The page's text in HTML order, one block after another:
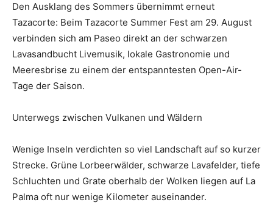
Den Ausklang des Sommers übernimmt erneut
Tazacorte: Beim Tazacorte Summer Fest am 29. August
verbinden sich am Paseo direkt an der schwarzen
Lavasandbucht Livemusik, lokale Gastronomie und
Meeresbrise zu einem der entspanntesten Open-Air-
Tage der Saison.
Unterwegs zwischen Vulkanen und Wäldern
Wenige Inseln verdichten so viel Landschaft auf so kurzer
Strecke. Grüne Lorbeerwälder, schwarze Lavafelder, tiefe
Schluchten und Grate oberhalb der Wolken liegen auf La
Palma oft nur wenige Kilometer auseinander.